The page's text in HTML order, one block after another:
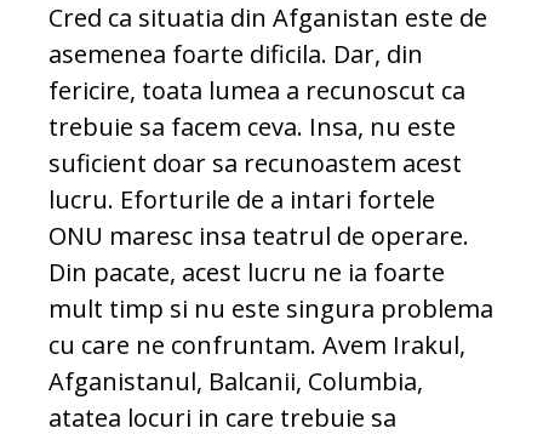
Cred ca situatia din Afganistan este de
asemenea foarte dificila. Dar, din
fericire, toata lumea a recunoscut ca
trebuie sa facem ceva. Insa, nu este
suficient doar sa recunoastem acest
lucru. Eforturile de a intari fortele
ONU maresc insa teatrul de operare.
Din pacate, acest lucru ne ia foarte
mult timp si nu este singura problema
cu care ne confruntam. Avem Irakul,
Afganistanul, Balcanii, Columbia,
atatea locuri in care trebuie sa